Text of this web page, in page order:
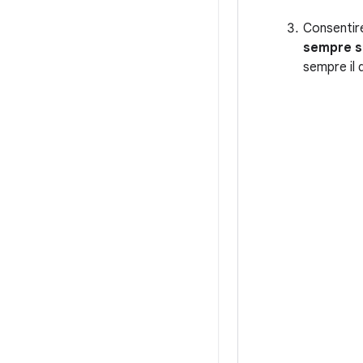
sempre
sempre il